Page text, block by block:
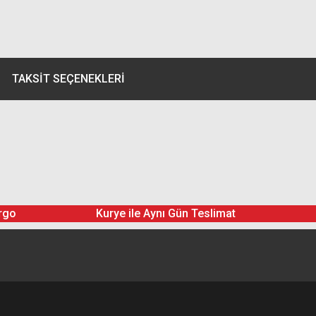
TAKSIT SEÇENEKLERI
Kurye ile Aynı Gün Teslimat